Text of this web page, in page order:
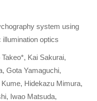
system using
optics
Kai Sakurai,
Gota Yamaguchi,
Hidekazu Mimura,
Iwao Matsuda,